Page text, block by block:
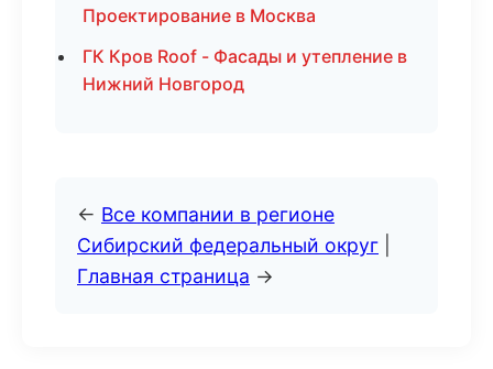
Проектирование в Москва
ГК Кров Roof - Фасады и утепление в
Нижний Новгород
← Все компании в регионе
Сибирский федеральный округ
Главная страница →